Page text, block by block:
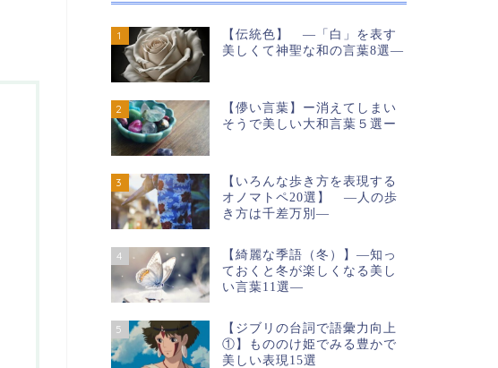
1
【伝統色】 ―「白」を表す
美しくて神聖な和の言葉8選―
2
【儚い言葉】ー消えてしまい
そうで美しい大和言葉５選ー
3
【いろんな歩き方を表現する
オノマトペ20選】 ―人の歩
き方は千差万別―
4
【綺麗な季語（冬）】―知っ
ておくと冬が楽しくなる美し
い言葉11選―
5
【ジブリの台詞で語彙力向上
①】もののけ姫でみる豊かで
美しい表現15選